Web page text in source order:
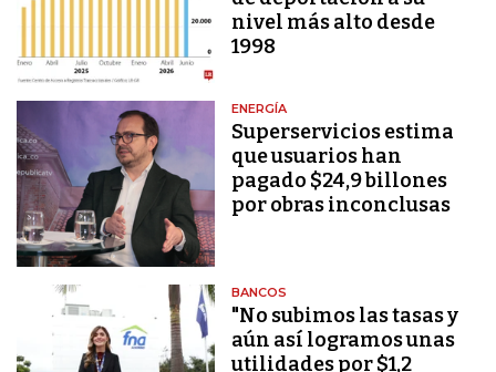
nivel más alto desde
1998
ENERGÍA
Superservicios estima
que usuarios han
pagado $24,9 billones
por obras inconclusas
BANCOS
"No subimos las tasas y
aún así logramos unas
utilidades por $1,2